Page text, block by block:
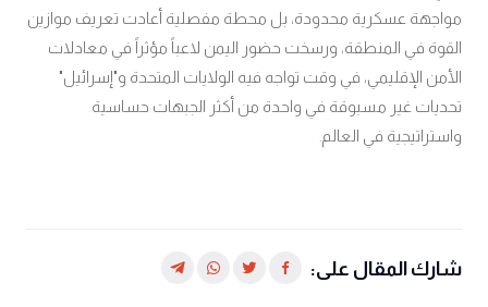
مواجهة عسكرية محدودة، بل محطة مفصلية أعادت تعريف موازين
القوة في المنطقة، ورسخت حضور اليمن لاعباً مؤثراً في معادلات
الأمن الإقليمي، في وقت تواجه فيه الولايات المتحدة و"إسرائيل"
تحديات غير مسبوقة في واحدة من أكثر الجبهات حساسية
واستراتيجية في العالم.
شارك المقال على: